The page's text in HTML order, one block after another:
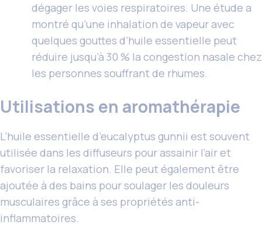
dégager les voies respiratoires. Une étude a
montré qu’une inhalation de vapeur avec
quelques gouttes d’huile essentielle peut
réduire jusqu’à 30 % la congestion nasale chez
les personnes souffrant de rhumes.
Utilisations en aromathérapie
L’huile essentielle d’eucalyptus gunnii est souvent
utilisée dans les diffuseurs pour assainir l’air et
favoriser la relaxation. Elle peut également être
ajoutée à des bains pour soulager les douleurs
musculaires grâce à ses propriétés anti-
inflammatoires.